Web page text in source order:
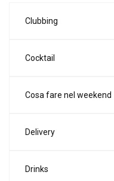
Clubbing
Cocktail
Cosa fare nel weekend
Delivery
Drinks